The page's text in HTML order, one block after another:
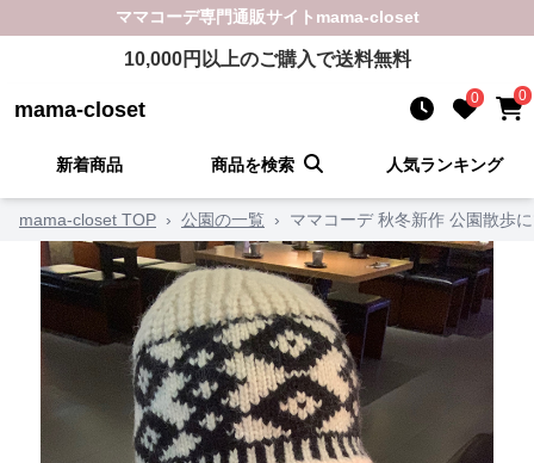
ママコーデ専門通販サイト mama-closet
10,000円以上のご購入で送料無料
mama-closet 0 0
新着商品 商品を検索 人気ランキング
mama-closet TOP › 公園の一覧 › ママコーデ 秋冬新作 公園散歩